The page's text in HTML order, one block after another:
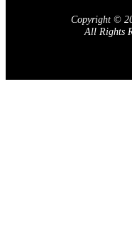
Copyright ©
All Rights